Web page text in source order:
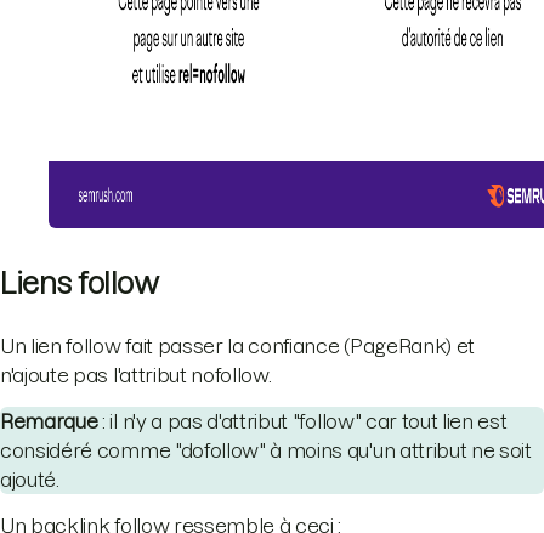
Liens follow
Un lien follow fait passer la confiance (PageRank) et
n'ajoute pas l'attribut nofollow.
Remarque: il n'y a pas d'attribut "follow" car tout lien est
considéré comme "dofollow" à moins qu'un attribut ne soit
ajouté.
Un backlink follow ressemble à ceci :